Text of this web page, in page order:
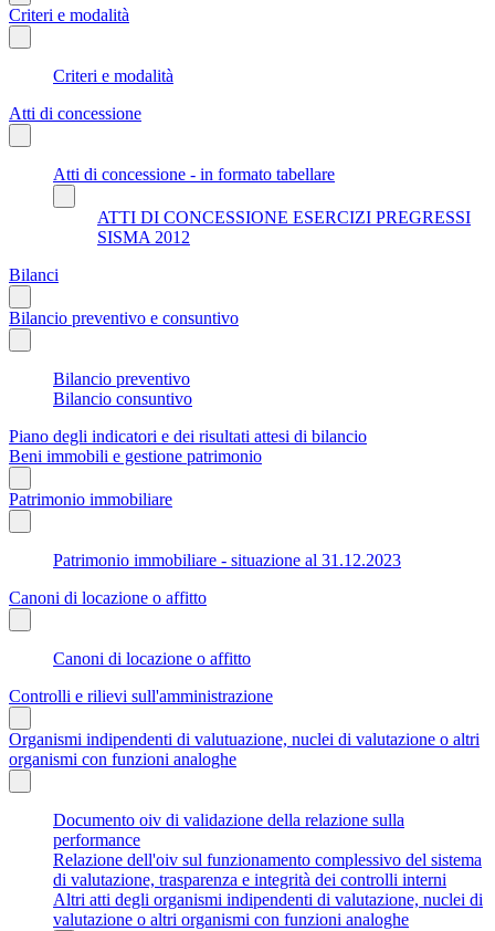
Criteri e modalità
Criteri e modalità
Atti di concessione
Atti di concessione - in formato tabellare
ATTI DI CONCESSIONE ESERCIZI PREGRESSI
SISMA 2012
Bilanci
Bilancio preventivo e consuntivo
Bilancio preventivo
Bilancio consuntivo
Piano degli indicatori e dei risultati attesi di bilancio
Beni immobili e gestione patrimonio
Patrimonio immobiliare
Patrimonio immobiliare - situazione al 31.12.2023
Canoni di locazione o affitto
Canoni di locazione o affitto
Controlli e rilievi sull'amministrazione
Organismi indipendenti di valutuazione, nuclei di valutazione o altri
organismi con funzioni analoghe
Documento oiv di validazione della relazione sulla
performance
Relazione dell'oiv sul funzionamento complessivo del sistema
di valutazione, trasparenza e integrità dei controlli interni
Altri atti degli organismi indipendenti di valutazione, nuclei di
valutazione o altri organismi con funzioni analoghe